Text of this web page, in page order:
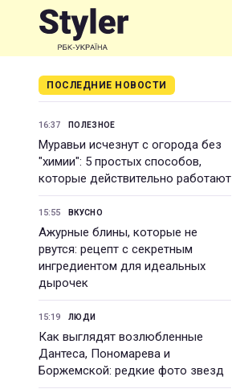
ПОСЛЕДНИЕ НОВОСТИ
16:37 ПОЛЕЗНОЕ
Муравьи исчезнут с огорода без
"химии": 5 простых способов,
которые действительно работают
15:55 ВКУСНО
Ажурные блины, которые не
рвутся: рецепт с секретным
ингредиентом для идеальных
дырочек
15:19 ЛЮДИ
Как выглядят возлюбленные
Дантеса, Пономарева и
Боржемской: редкие фото звезд